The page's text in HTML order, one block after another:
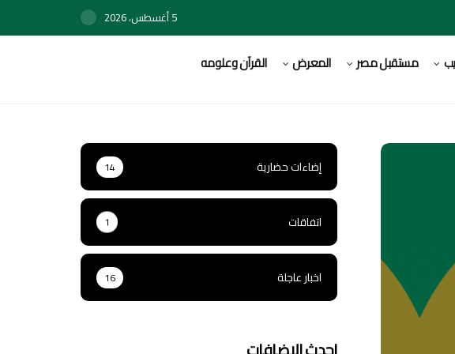
5 أغسطس، 2026
مستقبل مصر المعرض القرآن وعلومه
إضاءات حضارية 14
اتفاقات 1
اخبار عاجلة 16